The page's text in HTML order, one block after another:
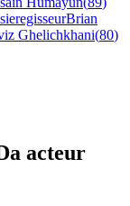
Brian
Ghelichkhani(80)
acteur